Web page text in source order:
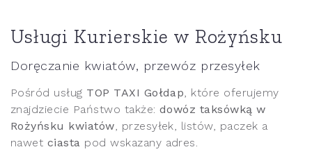
Usługi Kurierskie w Rożyńsku
Doręczanie kwiatów, przewóz przesyłek
Pośród usług TOP TAXI Gołdap, które oferujemy
znajdziecie Państwo także: dowóz taksówką w
Rożyńsku kwiatów, przesyłek, listów, paczek a
nawet ciasta pod wskazany adres.